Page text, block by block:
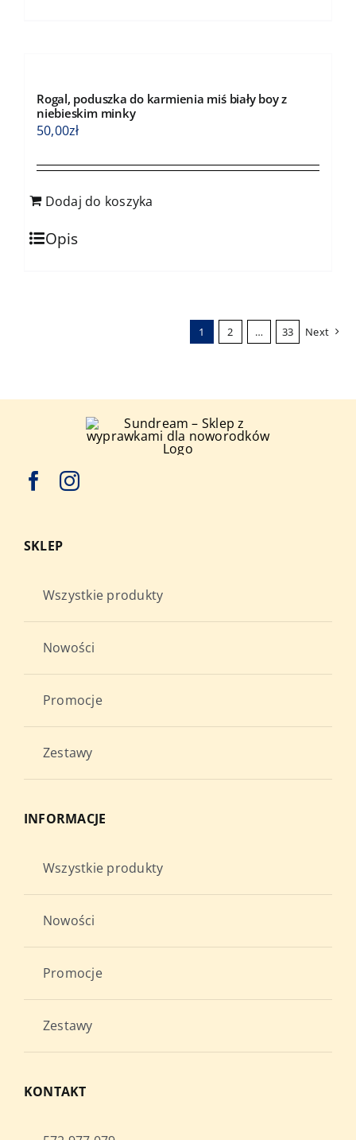
Rogal, poduszka do karmienia miś biały boy z
niebieskim minky
50,00zł
Dodaj do koszyka
Opis
1 2 … 33 Next
SKLEP
Wszystkie produkty
Nowości
Promocje
Zestawy
INFORMACJE
Wszystkie produkty
Nowości
Promocje
Zestawy
KONTAKT